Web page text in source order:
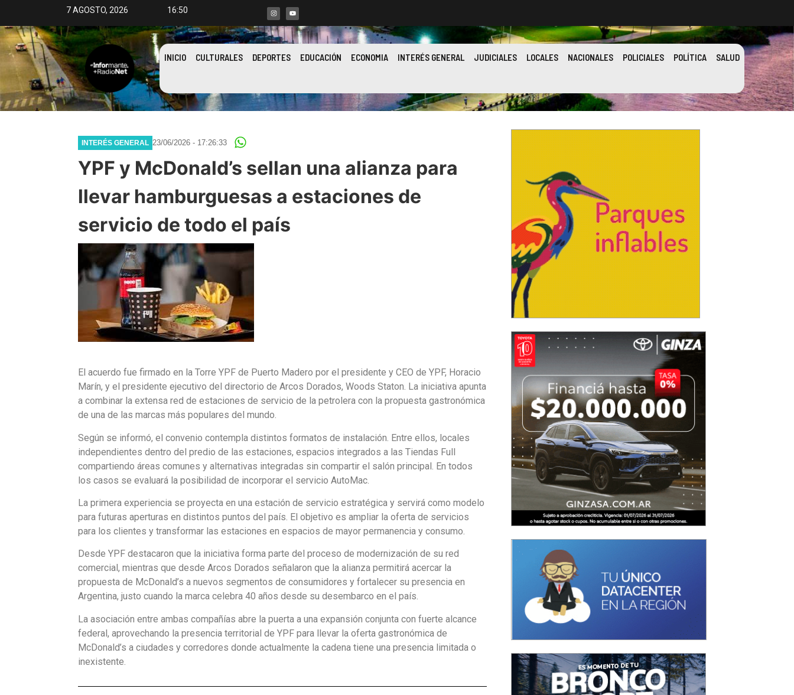
7 AGOSTO, 2026 16:50
INICIO CULTURALES DEPORTES EDUCACIÓN ECONOMIA INTERÉS GENERAL JUDICIALES LOCALES NACIONALES POLICIALES POLÍTICA SALUD
INTERÉS GENERAL 23/06/2026 - 17:26:33
YPF y McDonald’s sellan una alianza para
llevar hamburguesas a estaciones de
servicio de todo el país
El acuerdo fue firmado en la Torre YPF de Puerto Madero por el presidente y CEO de YPF, Horacio
Marín, y el presidente ejecutivo del directorio de Arcos Dorados, Woods Staton. La iniciativa apunta
a combinar la extensa red de estaciones de servicio de la petrolera con la propuesta gastronómica
de una de las marcas más populares del mundo.
Según se informó, el convenio contempla distintos formatos de instalación. Entre ellos, locales
independientes dentro del predio de las estaciones, espacios integrados a las Tiendas Full
compartiendo áreas comunes y alternativas integradas sin compartir el salón principal. En todos
los casos se evaluará la posibilidad de incorporar el servicio AutoMac.
La primera experiencia se proyecta en una estación de servicio estratégica y servirá como modelo
para futuras aperturas en distintos puntos del país. El objetivo es ampliar la oferta de servicios
para los clientes y transformar las estaciones en espacios de mayor permanencia y consumo.
Desde YPF destacaron que la iniciativa forma parte del proceso de modernización de su red
comercial, mientras que desde Arcos Dorados señalaron que la alianza permitirá acercar la
propuesta de McDonald’s a nuevos segmentos de consumidores y fortalecer su presencia en
Argentina, justo cuando la marca celebra 40 años desde su desembarco en el país.
La asociación entre ambas compañías abre la puerta a una expansión conjunta con fuerte alcance
federal, aprovechando la presencia territorial de YPF para llevar la oferta gastronómica de
McDonald’s a ciudades y corredores donde actualmente la cadena tiene una presencia limitada o
inexistente.